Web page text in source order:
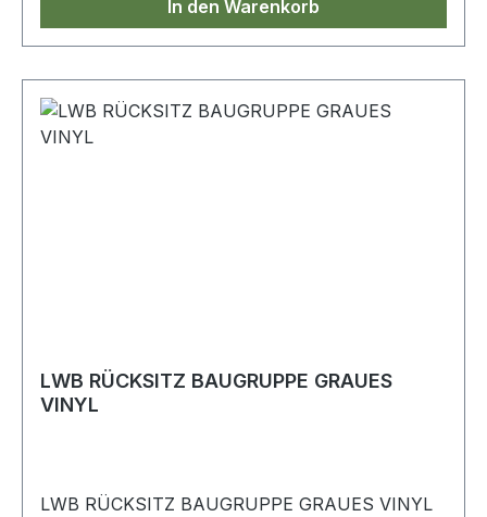
In den Warenkorb
LWB RÜCKSITZ BAUGRUPPE GRAUES
VINYL
LWB RÜCKSITZ BAUGRUPPE GRAUES VINYL